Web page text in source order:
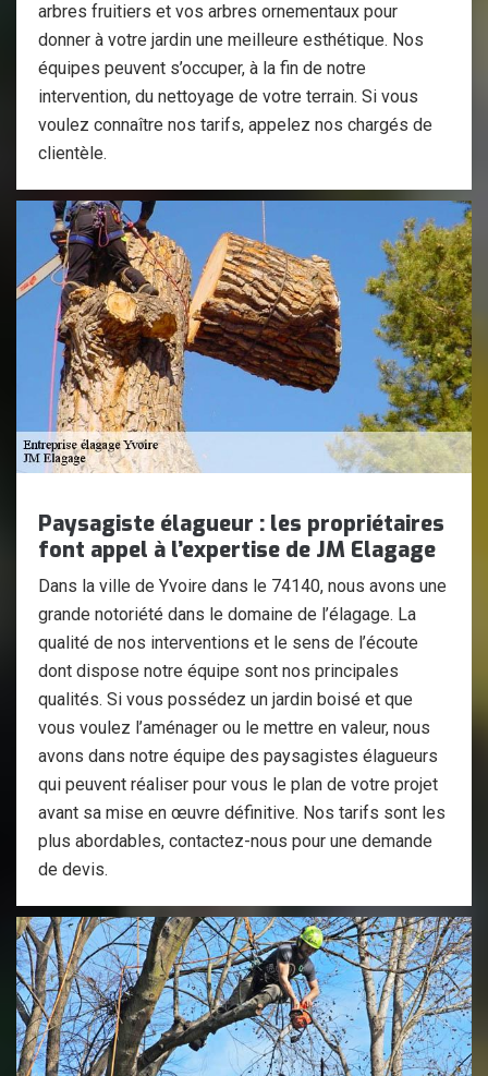
arbres fruitiers et vos arbres ornementaux pour
donner à votre jardin une meilleure esthétique. Nos
équipes peuvent s’occuper, à la fin de notre
intervention, du nettoyage de votre terrain. Si vous
voulez connaître nos tarifs, appelez nos chargés de
clientèle.
Paysagiste élagueur : les propriétaires
font appel à l’expertise de JM Elagage
Dans la ville de Yvoire dans le 74140, nous avons une
grande notoriété dans le domaine de l’élagage. La
qualité de nos interventions et le sens de l’écoute
dont dispose notre équipe sont nos principales
qualités. Si vous possédez un jardin boisé et que
vous voulez l’aménager ou le mettre en valeur, nous
avons dans notre équipe des paysagistes élagueurs
qui peuvent réaliser pour vous le plan de votre projet
avant sa mise en œuvre définitive. Nos tarifs sont les
plus abordables, contactez-nous pour une demande
de devis.